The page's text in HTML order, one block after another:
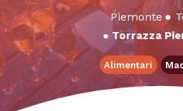
Piemonte ●
● Torrazza
Alimentari